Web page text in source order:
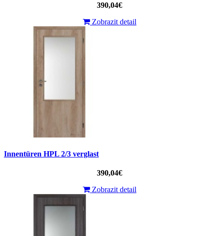
390,04€
Zobrazit detail
Innentüren HPL 2/3 verglast
390,04€
Zobrazit detail